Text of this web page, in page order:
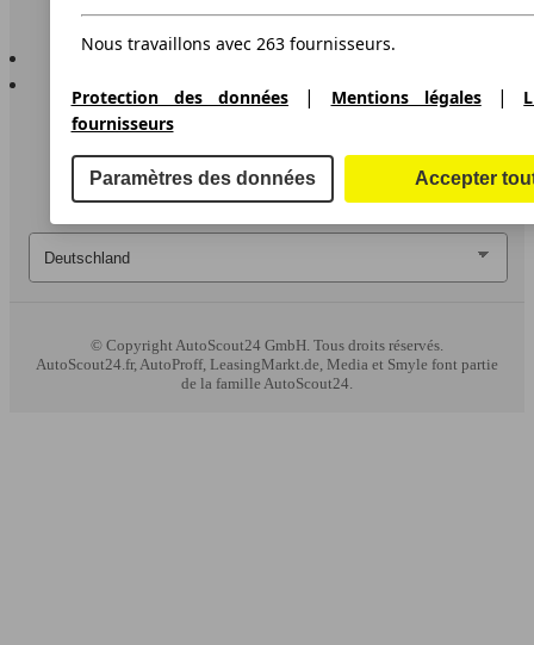
AutoScout24 pour iOS
© CopyrightAutoScout24 GmbH. Tous droits réservés.
AutoScout24.fr, AutoProff, LeasingMarkt.de, Media et Smyle font partie
de la famille AutoScout24.
Nous travaillons avec 263 fournisseurs.
Protection des données | Mentions légales|
fournisseurs
Paramètres des données Accepter